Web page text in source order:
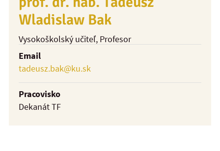
Wladislaw Bak
Vysokoškolský učiteľ, Profesor
Email
tadeusz.bak@ku.sk
Pracovisko
Dekanát TF